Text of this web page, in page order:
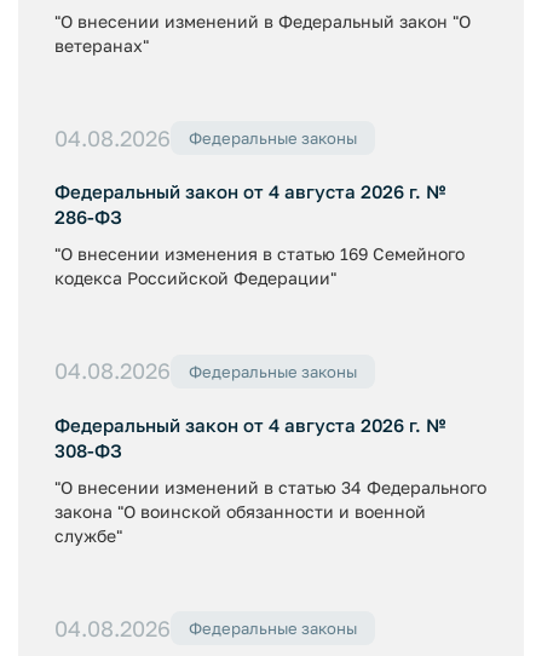
"О внесении изменений в Федеральный закон "О
ветеранах"
04.08.2026 Федеральные законы
Федеральный закон от 4 августа 2026 г. №
286-ФЗ
"О внесении изменения в статью 169 Семейного
кодекса Российской Федерации"
04.08.2026 Федеральные законы
Федеральный закон от 4 августа 2026 г. №
308-ФЗ
"О внесении изменений в статью 34 Федерального
закона "О воинской обязанности и военной
службе"
04.08.2026 Федеральные законы